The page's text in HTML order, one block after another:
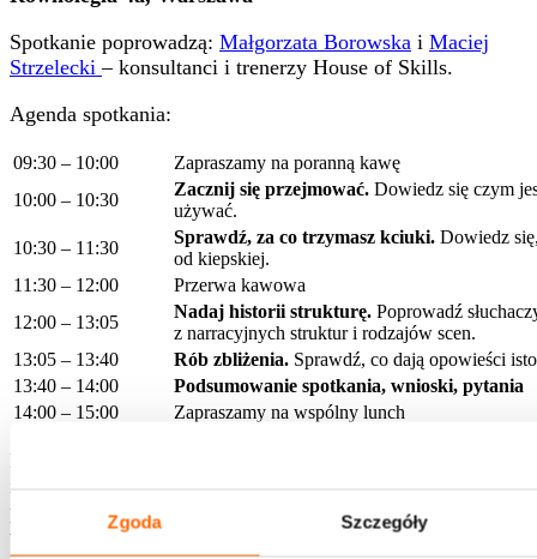
Zgoda Szczegóły
Spotkanie poprowadzą: Małgorzata Borowska i Maciej
Strzelecki– konsultanci i trenerzy House of Skills.
Agenda spotkania:
09:30 – 10:00
Zapraszamy na poranną kawę
10:00 – 10:30
Zacznij się przejmować. Dowiedz się czym
używać.
10:30 – 11:30
Sprawdź, za co trzymasz kciuki. Dowiedz
od kiepskiej.
11:30 – 12:00
Przerwa kawowa
12:00 – 13:05
Nadaj historii strukturę. Poprowadź
z narracyjnych struktur i rodzajów scen.
13:05 – 13:40
Rób zbliżenia. Sprawdź, co dają opowieści
13:40 – 14:00
Podsumowanie spotkania, wnioski, pytania
14:00 – 15:00
Zapraszamy na wspólny lunch
Mamy nadzieję, że spotkanie to będzie dla Państwa
inspirującym doświadczeniem, da okazję do poznania stylu
pracy naszych konsultantów i trenerów, poszerzenia
wiedzy na temat innowacyjnych produktów